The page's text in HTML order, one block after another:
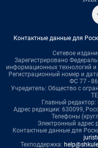
Контактные данные для
Сетевое
Зарегистрировано
информационных технологий
Регистрационный номер и
ФС 77 -
Учредитель: Общество с
Главный
Адрес редакции: 630099,
Телефоны
Электронный адрес
Контактные данные для
Техподдержка: